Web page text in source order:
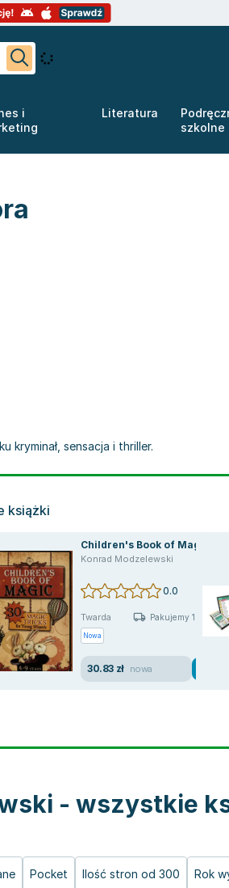
i
Literatura
szkolne
kryminał, sensacja i thriller.
książki
Children's Book of Magic
Konrad Modzelewski
0.0
Twarda Pakujemy 10.08
Nowa
30.83 zł nowa
- wszystkie
Pocket Ilość stron od 300 Rok